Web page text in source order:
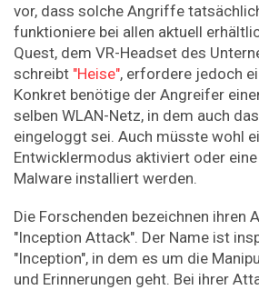
vor, dass solche Angriffe
funktioniere bei allen aktuell
Quest, dem VR-Headset des
schreibt "Heise", erfordere jedoch
Konkret benötige der Angreifer
selben WLAN-Netz, in dem auch
eingeloggt sei. Auch müsste wohl
Entwicklermodus aktiviert oder
Malware installiert werden.
Die Forschenden bezeichnen ihren
"Inception Attack". Der Name ist
"Inception", in dem es um die
und Erinnerungen geht. Bei ihrer